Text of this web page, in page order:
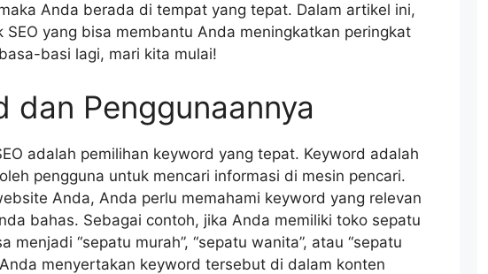
Anda berada di tempat yang tepat. Dalam artikel ini,
yang bisa membantu Anda meningkatkan peringkat
basi lagi, mari kita mulai!
dan Penggunaannya
adalah pemilihan keyword yang tepat. Keyword adalah
pengguna untuk mencari informasi di mesin pencari.
Anda, Anda perlu memahami keyword yang relevan
bahas. Sebagai contoh, jika Anda memiliki toko sepatu
menjadi “sepatu murah”, “sepatu wanita”, atau “sepatu
menyertakan keyword tersebut di dalam konten